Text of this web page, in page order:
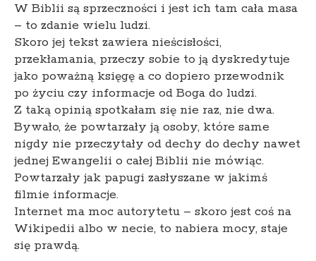
W Biblii są sprzeczności i jest ich tam cała masa
– to zdanie wielu ludzi.
Skoro jej tekst zawiera nieścisłości,
przekłamania, przeczy sobie to ją dyskredytuje
jako poważną księgę a co dopiero przewodnik
po życiu czy informacje od Boga do ludzi.
Z taką opinią spotkałam się nie raz, nie dwa.
Bywało, że powtarzały ją osoby, które same
nigdy nie przeczytały od dechy do dechy nawet
jednej Ewangelii o całej Biblii nie mówiąc.
Powtarzały jak papugi zasłyszane w jakimś
filmie informacje.
Internet ma moc autorytetu – skoro jest coś na
Wikipedii albo w necie, to nabiera mocy, staje
się prawdą.